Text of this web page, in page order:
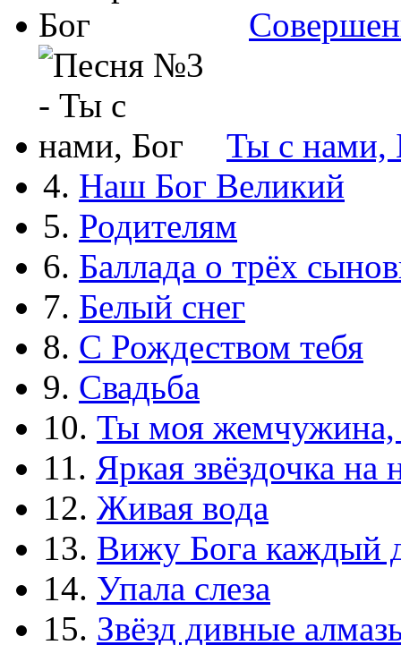
Ты с нами,
4. Наш Бог Великий
5. Родителям
6. Баллада о трёх
7. Белый снег
8. С Рождеством тебя
9. Свадьба
10. Ты моя жемчужина,
11. Яркая звёздочка на
12. Живая вода
13. Вижу Бога каждый
14. Упала слеза
15. Звёзд дивные